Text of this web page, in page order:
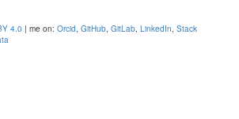
4.0 | me on: Orcid, GitHub, GitLab, LinkedIn, Stack